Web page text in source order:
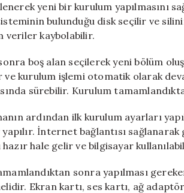
yeni bir kurulum yapılmasını
bulunduğu disk seçilir ve
veriler kaybolabilir.
boş alan seçilerek yeni bölüm
ve kurulum işlemi otomatik olarak
sürebilir. Kurulum
ardından ilk kurulum ayarları
İnternet bağlantısı
hale gelir ve bilgisayar
sonra yapılması
Ekran kartı, ses kartı, ağ